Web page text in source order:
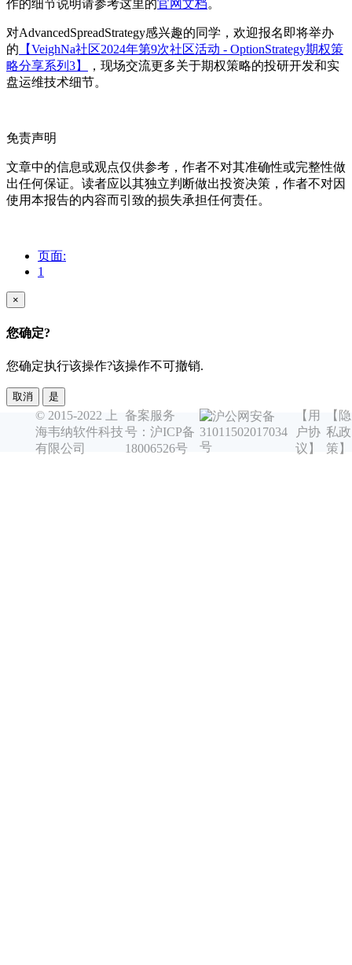
作的细节说明请参考这里的官网文档。
对AdvancedSpreadStrategy感兴趣的同学，欢迎报名即将举办
的 【VeighNa社区2024年第9次社区活动 - OptionStrategy期权策
略分享系列3】
，现场交流更多关于期权策略的投研开发和实
盘运维技术细节。
免责声明
文章中的信息或观点仅供参考，作者不对其准确性或完整性做
出任何保证。读者应以其独立判断做出投资决策，作者不对因
使用本报告的内容而引致的损失承担任何责任。
页面:
1
×
您确定?
您确定执行该操作?该操作不可撤销.
取消 是
© 2015-2022 上
海韦纳软件科技
有限公司
备案服务
号：沪ICP备
18006526号
沪公网安备
31011502017034
号
【用
户协
议】
【隐
私政
策】